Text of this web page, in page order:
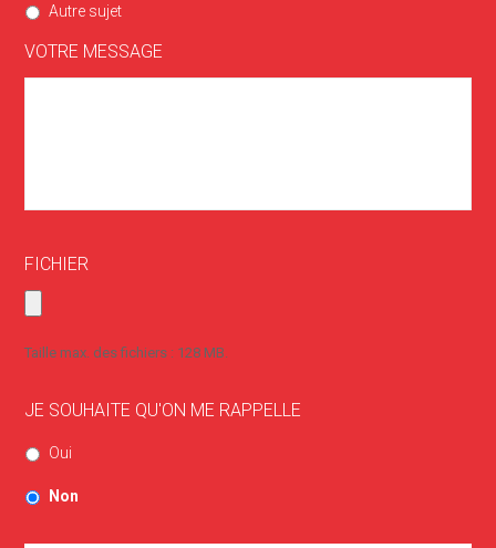
Autre sujet
VOTRE MESSAGE
FICHIER
Taille max. des fichiers : 128 MB.
JE SOUHAITE QU'ON ME RAPPELLE
Oui
Non